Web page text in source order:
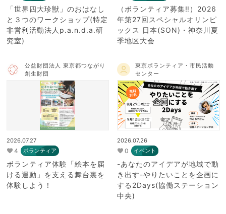
「世界四大珍獣」のおはなし
と３つのワークショップ(特定
非営利活動法人p.a.n.d.a.研
究室)
（ボランティア募集‼）2026
年第27回スペシャルオリンピ
ックス 日本(SON)・神奈川夏
季地区大会
公益財団法人 東京都つながり
創生財団
2026.07.27
4 ボランティア
ボランティア体験「絵本を届
ける運動」を支える舞台裏を
体験しよう！
東京ボランティア・市民活動
センター
2026.07.26
0 イベント
-あなたのアイデアが地域で動
き出す-やりたいことを企画に
する2Days(協働ステーション
中央)